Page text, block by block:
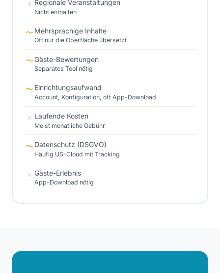
✗ Regionale Veranstaltungen
Nicht enthalten
〜 Mehrsprachige Inhalte
Oft nur die Oberfläche übersetzt
〜Gäste-Bewertungen
Separates Tool nötig
〜 Einrichtungsaufwand
Account, Konfiguration, oft App-Download
✗ Laufende Kosten
Meist monatliche Gebühr
〜 Datenschutz (DSGVO)
Häufig US-Cloud mit Tracking
✗ Gäste-Erlebnis
App-Download nötig